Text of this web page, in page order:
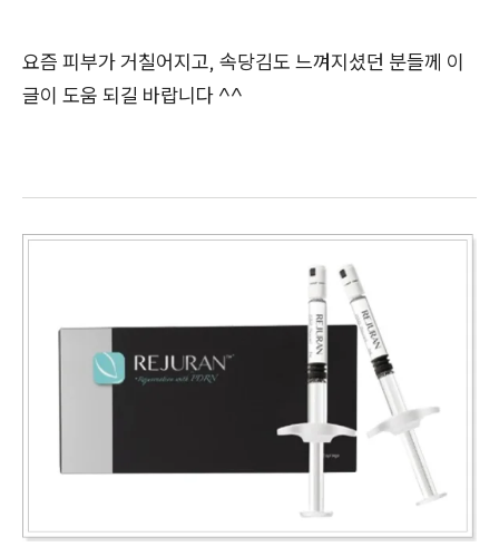
요즘 피부가 거칠어지고, 속당김도 느껴지셨던 분들께 이
글이 도움 되길 바랍니다 ^^